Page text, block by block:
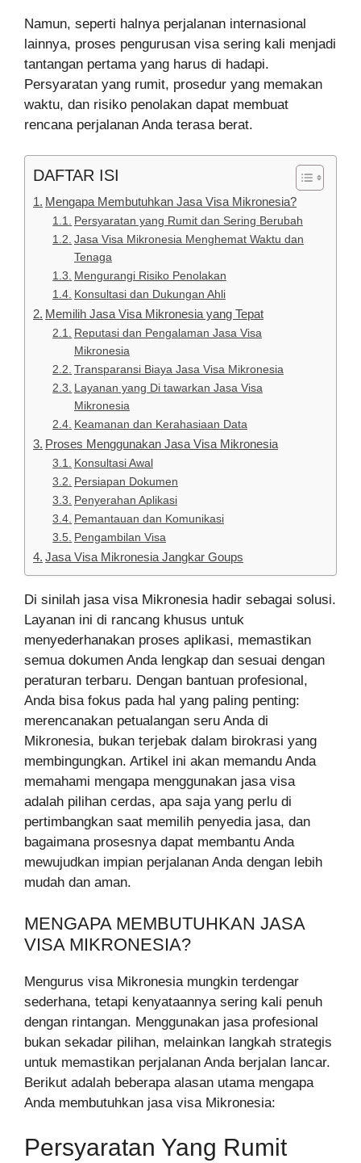
Namun, seperti halnya perjalanan internasional
lainnya, proses pengurusan visa sering kali menjadi
tantangan pertama yang harus di hadapi.
Persyaratan yang rumit, prosedur yang memakan
waktu, dan risiko penolakan dapat membuat
rencana perjalanan Anda terasa berat.
DAFTAR ISI
Mengapa Membutuhkan Jasa Visa Mikronesia?
Persyaratan yang Rumit dan Sering Berubah
Jasa Visa Mikronesia Menghemat Waktu dan
Tenaga
Mengurangi Risiko Penolakan
Konsultasi dan Dukungan Ahli
Memilih Jasa Visa Mikronesia yang Tepat
Reputasi dan Pengalaman Jasa Visa
Mikronesia
Transparansi Biaya Jasa Visa Mikronesia
Layanan yang Di tawarkan Jasa Visa
Mikronesia
Keamanan dan Kerahasiaan Data
Proses Menggunakan Jasa Visa Mikronesia
Konsultasi Awal
Persiapan Dokumen
Penyerahan Aplikasi
Pemantauan dan Komunikasi
Pengambilan Visa
Jasa Visa Mikronesia Jangkar Goups
Di sinilah jasa visa Mikronesia hadir sebagai solusi.
Layanan ini di rancang khusus untuk
menyederhanakan proses aplikasi, memastikan
semua dokumen Anda lengkap dan sesuai dengan
peraturan terbaru. Dengan bantuan profesional,
Anda bisa fokus pada hal yang paling penting:
merencanakan petualangan seru Anda di
Mikronesia, bukan terjebak dalam birokrasi yang
membingungkan. Artikel ini akan memandu Anda
memahami mengapa menggunakan jasa visa
adalah pilihan cerdas, apa saja yang perlu di
pertimbangkan saat memilih penyedia jasa, dan
bagaimana prosesnya dapat membantu Anda
mewujudkan impian perjalanan Anda dengan lebih
mudah dan aman.
MENGAPA MEMBUTUHKAN JASA
VISA MIKRONESIA?
Mengurus visa Mikronesia mungkin terdengar
sederhana, tetapi kenyataannya sering kali penuh
dengan rintangan. Menggunakan jasa profesional
bukan sekadar pilihan, melainkan langkah strategis
untuk memastikan perjalanan Anda berjalan lancar.
Berikut adalah beberapa alasan utama mengapa
Anda membutuhkan jasa visa Mikronesia:
Persyaratan Yang Rumit